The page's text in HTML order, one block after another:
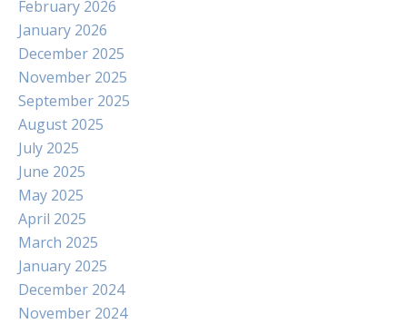
February 2026
January 2026
December 2025
November 2025
September 2025
August 2025
July 2025
June 2025
May 2025
April 2025
March 2025
January 2025
December 2024
November 2024